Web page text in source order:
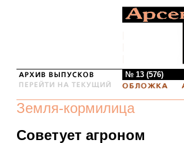
№ 13 (576)
Земля-кормилица
Советует агроном